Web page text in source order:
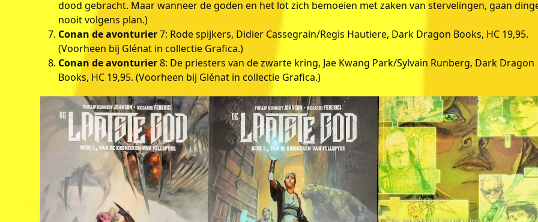
dood gebracht. Maar wanneer de goden en het lot zich bemoeien met zaken van stervelingen, gaan
nooit volgens plan.)
Conan de avonturier7: Rode spijkers, Didier Cassegrain/Regis Hautiere, Dark Dragon Books, HC 19,95.
(Voorheen bij Glénat in collectie Grafica.)
Conan de avonturier8: De priesters van de zwarte kring, Jae Kwang Park/Sylvain Runberg, Dark Dragon
Books, HC 19,95. (Voorheen bij Glénat in collectie Grafica.)